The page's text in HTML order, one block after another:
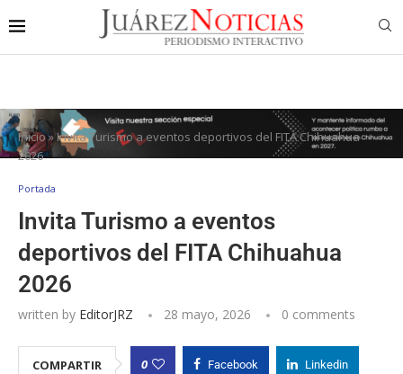
Inicio»Invita Turismo a eventos deportivos del FITA Chihuahua
2026
Portada
Invita Turismo a eventos
deportivos del FITA Chihuahua
2026
written by EditorJRZ 28 mayo, 2026 0 comments
COMPARTIR 0 Facebook Linkedin